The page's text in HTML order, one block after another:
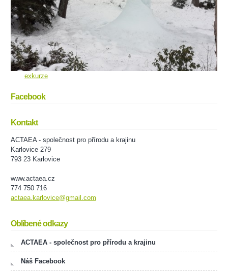
exkurze
Facebook
Kontakt
ACTAEA - společnost pro přírodu a krajinu
Karlovice 279
793 23 Karlovice
www.actaea.cz
774 750 716
actaea.karlovice@gmail.com
Oblíbené odkazy
ACTAEA - společnost pro přírodu a krajinu
Náš Facebook